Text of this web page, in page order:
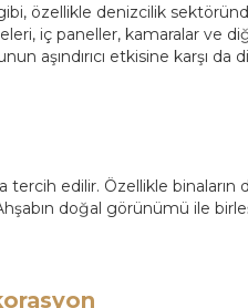
özellikle denizcilik
iç paneller, kamaralar ve
aşındırıcı etkisine karşı
tercih edilir. Özellikle binaların
doğal görünümü ile